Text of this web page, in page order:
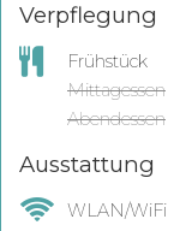
Verpflegung
Frühstück
Mittagessen
Abendessen
Ausstattung
WLAN/WiFi